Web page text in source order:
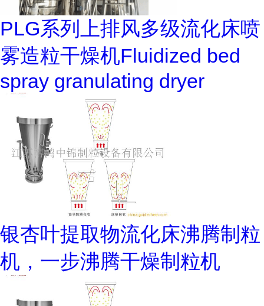
PLG系列上排风多级流化床喷
雾造粒干燥机Fluidized bed
spray granulating dryer
银杏叶提取物流化床沸腾制粒
机，一步沸腾干燥制粒机